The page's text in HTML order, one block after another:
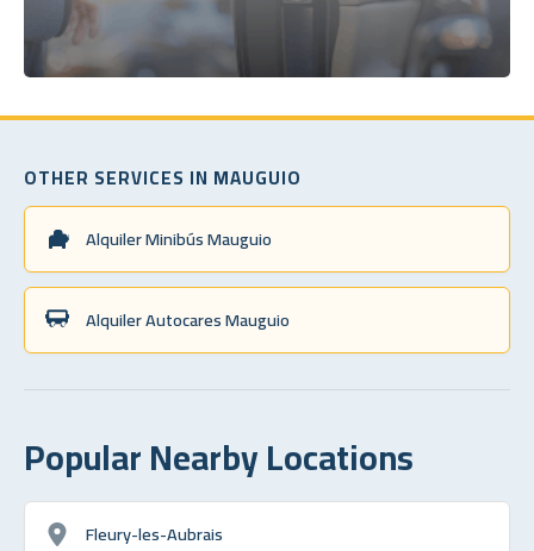
OTHER SERVICES IN MAUGUIO
Alquiler Minibús Mauguio
Alquiler Autocares Mauguio
Popular Nearby Locations
Fleury-les-Aubrais